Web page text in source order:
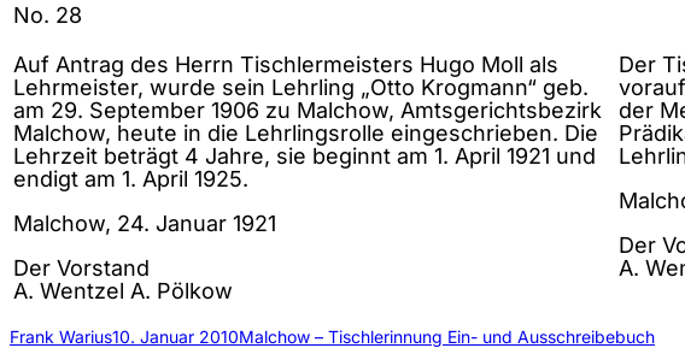
No. 28
Auf Antrag des Herrn Tischlermeisters Hugo Moll als
Lehrmeister, wurde sein Lehrling „Otto Krogmann“ geb.
am 29. September 1906 zu Malchow, Amtsgerichtsbezirk
Malchow, heute in die Lehrlingsrolle eingeschrieben. Die
Lehrzeit beträgt 4 Jahre, sie beginnt am 1. April 1921 und
endigt am 1. April 1925.
Malchow, 24. Januar 1921
Der Vorstand
A. Wentzel A. Pölkow
Der
der
Der
A.
Frank Warius10. Januar 2010Malchow – Tischlerinnung Ein- und Ausschreibebuch